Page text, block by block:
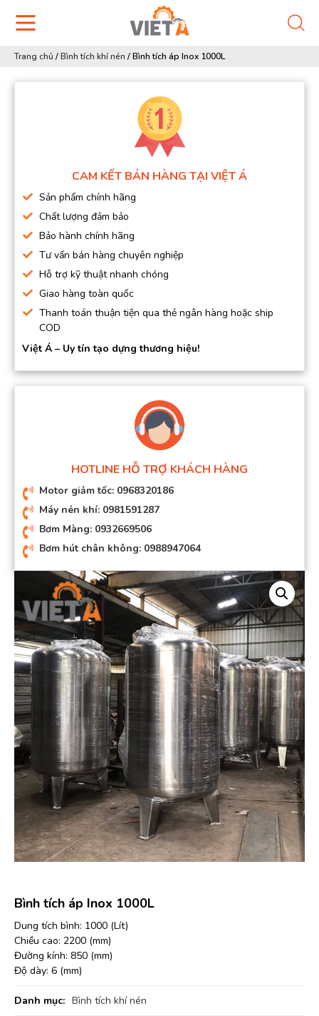
Trang chủ /Bình tích khí nén /Bình tích áp Inox 1000L
CAM KẾT BÁN HÀNG TẠI VIỆT Á
Sản phẩm chính hãng
Chất lượng đảm bảo
Bảo hành chính hãng
Tư vấn bán hàng chuyên nghiệp
Hỗ trợ kỹ thuật nhanh chóng
Giao hàng toàn quốc
Thanh toán thuận tiện qua thẻ ngân hàng hoặc ship
COD
Việt Á – Uy tín tạo dựng thương hiệu!
HOTLINE HỖ TRỢ KHÁCH HÀNG
Motor giảm tốc: 0968320186
Máy nén khí: 0981591287
Bơm Màng: 0932669506
Bơm hút chân không: 0988947064
Bình tích áp Inox 1000L
Dung tích bình: 1000 (Lít)
Chiều cao: 2200 (mm)
Đường kính: 850 (mm)
Độ dày: 6 (mm)
Danh mục: Bình tích khí nén